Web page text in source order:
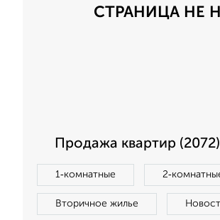
СТРАНИЦА НЕ
Продажа квартир (2072)
1‑комнатные
Вторичное жилье